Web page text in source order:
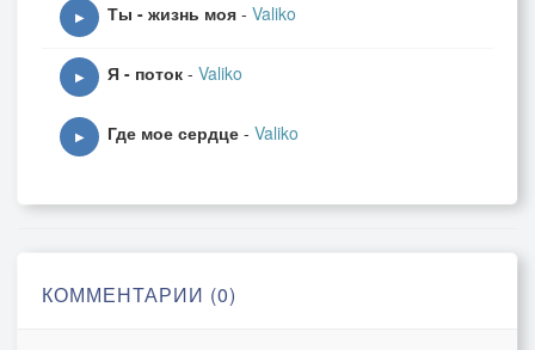
▶ Ты - жизнь моя - Valiko
▶ Я - поток - Valiko
▶ Где мое сердце - Valiko
КОММЕНТАРИИ (0)